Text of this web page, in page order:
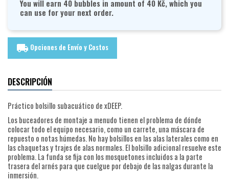
You will earn 40 bubbles in amount of 40 Kč, which you
can use for your next order.
local_shipping Opciones de Envío y Costos
DESCRIPCIÓN
Práctico bolsillo subacuático de xDEEP.
Los buceadores de montaje a menudo tienen el problema de dónde
colocar todo el equipo necesario, como un carrete, una máscara de
repuesto o notas húmedas. No hay bolsillos en las alas laterales como en
las chaquetas y trajes de alas normales. El bolsillo adicional resuelve este
problema. La funda se fija con los mosquetones incluidos a la parte
trasera del arnés para que cuelgue por debajo de las nalgas durante la
inmersión.